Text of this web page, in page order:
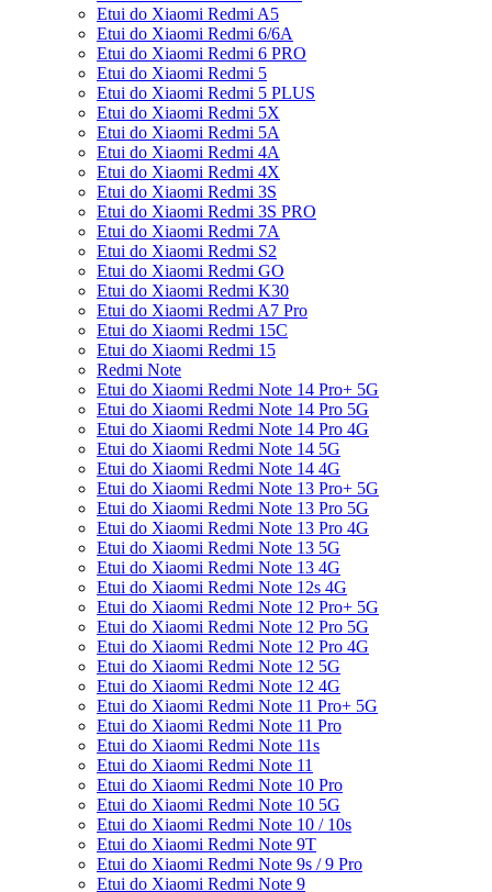
Etui do Xiaomi Redmi A5
Etui do Xiaomi Redmi 6/6A
Etui do Xiaomi Redmi 6 PRO
Etui do Xiaomi Redmi 5
Etui do Xiaomi Redmi 5 PLUS
Etui do Xiaomi Redmi 5X
Etui do Xiaomi Redmi 5A
Etui do Xiaomi Redmi 4A
Etui do Xiaomi Redmi 4X
Etui do Xiaomi Redmi 3S
Etui do Xiaomi Redmi 3S PRO
Etui do Xiaomi Redmi 7A
Etui do Xiaomi Redmi S2
Etui do Xiaomi Redmi GO
Etui do Xiaomi Redmi K30
Etui do Xiaomi Redmi A7 Pro
Etui do Xiaomi Redmi 15C
Etui do Xiaomi Redmi 15
Redmi Note
Etui do Xiaomi Redmi Note 14 Pro+ 5G
Etui do Xiaomi Redmi Note 14 Pro 5G
Etui do Xiaomi Redmi Note 14 Pro 4G
Etui do Xiaomi Redmi Note 14 5G
Etui do Xiaomi Redmi Note 14 4G
Etui do Xiaomi Redmi Note 13 Pro+ 5G
Etui do Xiaomi Redmi Note 13 Pro 5G
Etui do Xiaomi Redmi Note 13 Pro 4G
Etui do Xiaomi Redmi Note 13 5G
Etui do Xiaomi Redmi Note 13 4G
Etui do Xiaomi Redmi Note 12s 4G
Etui do Xiaomi Redmi Note 12 Pro+ 5G
Etui do Xiaomi Redmi Note 12 Pro 5G
Etui do Xiaomi Redmi Note 12 Pro 4G
Etui do Xiaomi Redmi Note 12 5G
Etui do Xiaomi Redmi Note 12 4G
Etui do Xiaomi Redmi Note 11 Pro+ 5G
Etui do Xiaomi Redmi Note 11 Pro
Etui do Xiaomi Redmi Note 11s
Etui do Xiaomi Redmi Note 11
Etui do Xiaomi Redmi Note 10 Pro
Etui do Xiaomi Redmi Note 10 5G
Etui do Xiaomi Redmi Note 10 / 10s
Etui do Xiaomi Redmi Note 9T
Etui do Xiaomi Redmi Note 9s / 9 Pro
Etui do Xiaomi Redmi Note 9